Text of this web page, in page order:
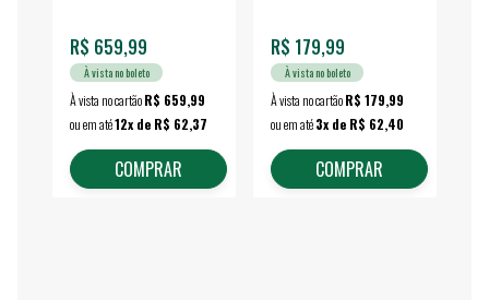
R$ 659,99
À vista no boleto
À vista no cartãoR$ 659,99
ou em até12x de R$ 62,37
COMPRAR
R$ 179,99
À vista no boleto
À vista no cartãoR$ 179,99
ou em até3x de R$ 62,40
COMPRAR